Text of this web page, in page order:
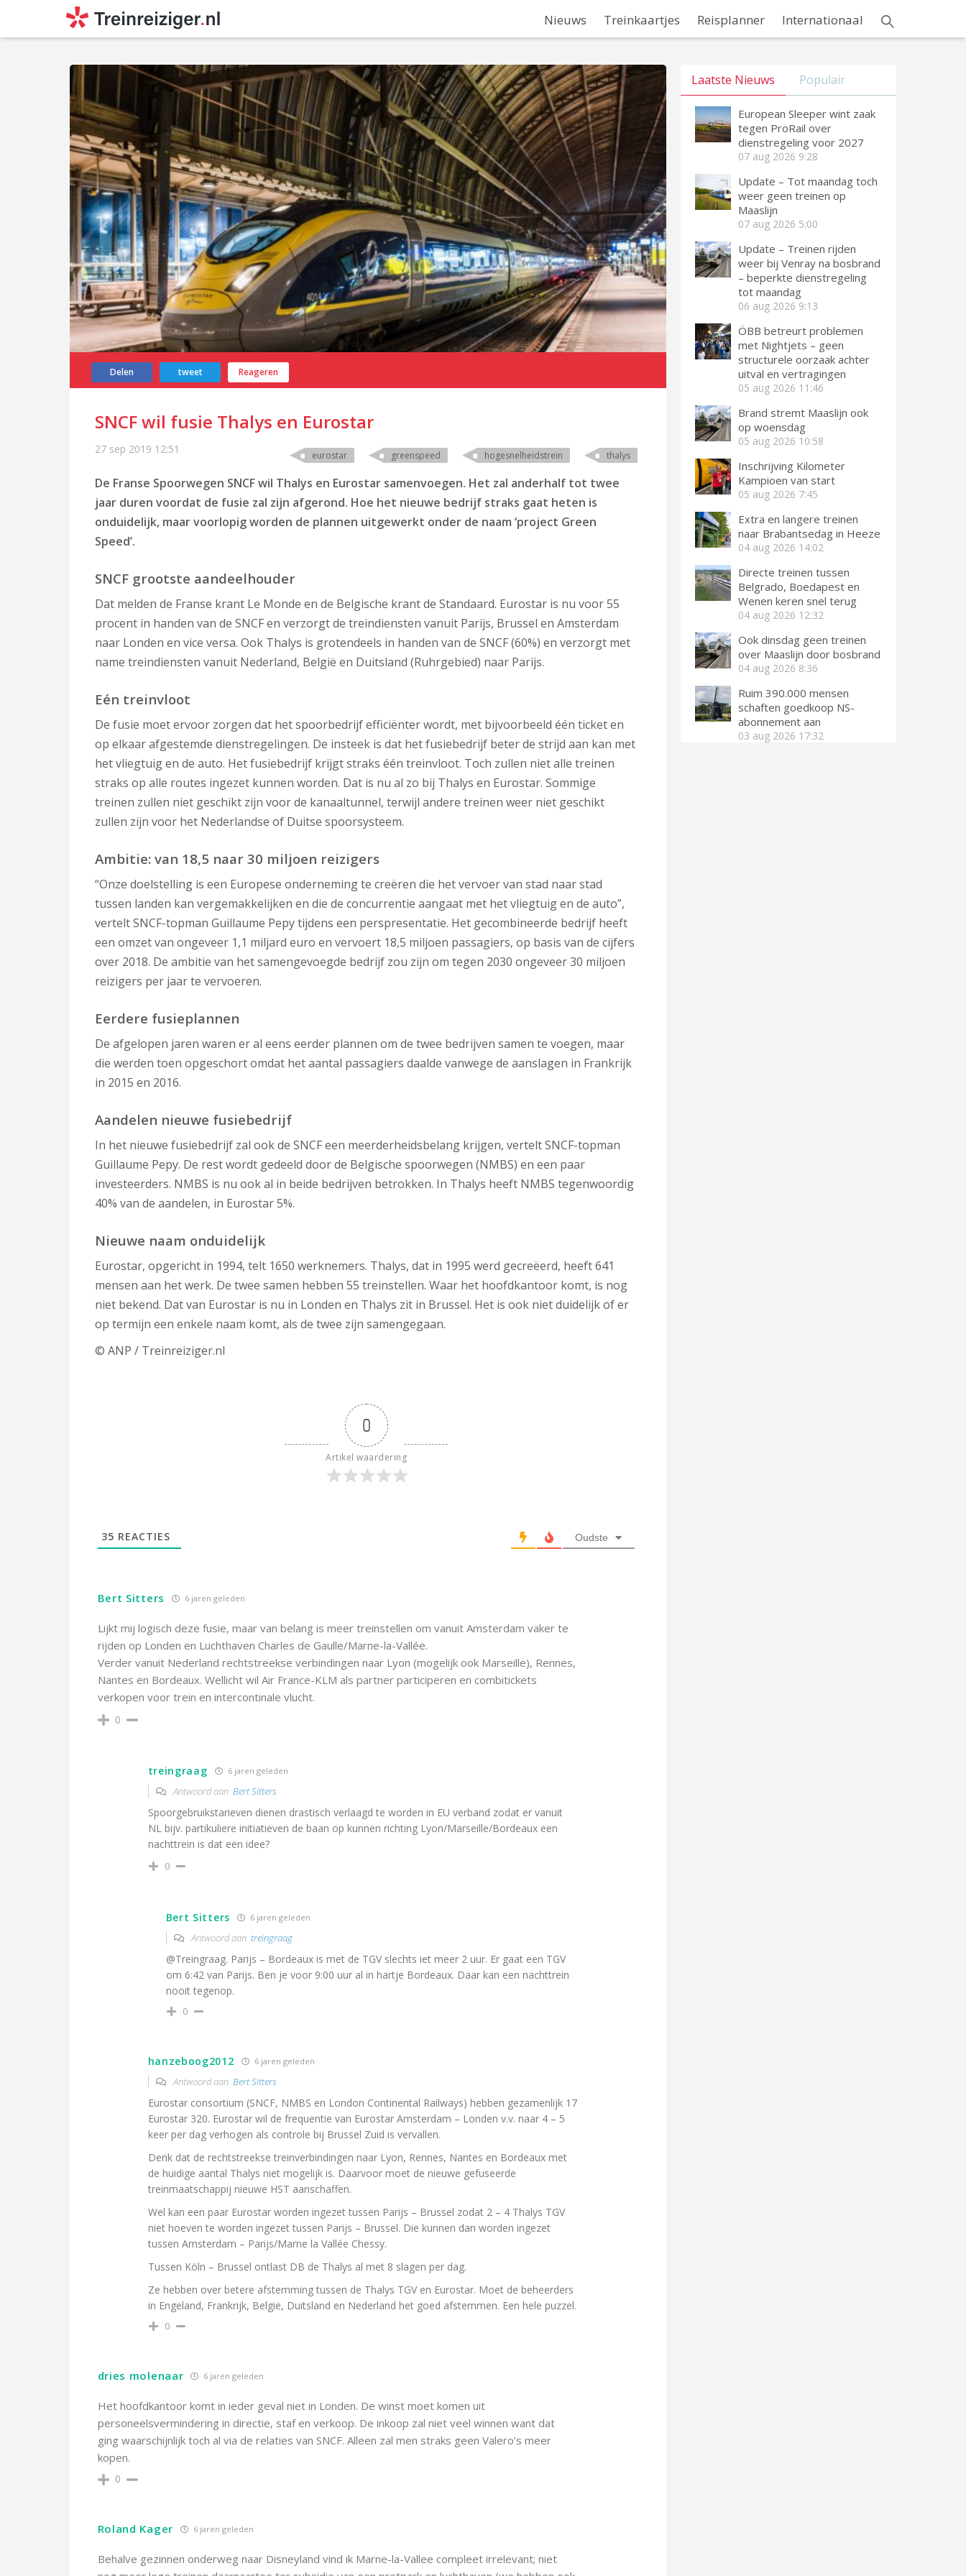
Nieuws Treinkaartjes Reisplanner Internationaal
Delen tweet Reageren
SNCF wil fusie Thalys en Eurostar
27 sep 2019 12:51 eurostar greenspeed hogesnelheidstrein thalys
De Franse Spoorwegen SNCF wil Thalys en Eurostar samenvoegen. Het zal anderhalf tot twee
jaar duren voordat de fusie zal zijn afgerond. Hoe het nieuwe bedrijf straks gaat heten is
onduidelijk, maar voorlopig worden de plannen uitgewerkt onder de naam ‘project Green
Speed’.
SNCF grootste aandeelhouder
Dat melden de Franse krant Le Monde en de Belgische krant de Standaard. Eurostar is nu voor 55
procent in handen van de SNCF en verzorgt de treindiensten vanuit Parijs, Brussel en Amsterdam
naar Londen en vice versa. Ook Thalys is grotendeels in handen van de SNCF (60%) en verzorgt met
name treindiensten vanuit Nederland, België en Duitsland (Ruhrgebied) naar Parijs.
Eén treinvloot
De fusie moet ervoor zorgen dat het spoorbedrijf efficiënter wordt, met bijvoorbeeld één ticket en
op elkaar afgestemde dienstregelingen. De insteek is dat het fusiebedrijf beter de strijd aan kan met
het vliegtuig en de auto. Het fusiebedrijf krijgt straks één treinvloot. Toch zullen niet alle treinen
straks op alle routes ingezet kunnen worden. Dat is nu al zo bij Thalys en Eurostar. Sommige
treinen zullen niet geschikt zijn voor de kanaaltunnel, terwijl andere treinen weer niet geschikt
zullen zijn voor het Nederlandse of Duitse spoorsysteem.
Ambitie: van 18,5 naar 30 miljoen reizigers
“Onze doelstelling is een Europese onderneming te creëren die het vervoer van stad naar stad
tussen landen kan vergemakkelijken en die de concurrentie aangaat met het vliegtuig en de auto”,
vertelt SNCF-topman Guillaume Pepy tijdens een perspresentatie. Het gecombineerde bedrijf heeft
een omzet van ongeveer 1,1 miljard euro en vervoert 18,5 miljoen passagiers, op basis van de cijfers
over 2018. De ambitie van het samengevoegde bedrijf zou zijn om tegen 2030 ongeveer 30 miljoen
reizigers per jaar te vervoeren.
Eerdere fusieplannen
De afgelopen jaren waren er al eens eerder plannen om de twee bedrijven samen te voegen, maar
die werden toen opgeschort omdat het aantal passagiers daalde vanwege de aanslagen in Frankrijk
in 2015 en 2016.
Aandelen nieuwe fusiebedrijf
In het nieuwe fusiebedrijf zal ook de SNCF een meerderheidsbelang krijgen, vertelt SNCF-topman
Guillaume Pepy. De rest wordt gedeeld door de Belgische spoorwegen (NMBS) en een paar
investeerders. NMBS is nu ook al in beide bedrijven betrokken. In Thalys heeft NMBS tegenwoordig
40% van de aandelen, in Eurostar 5%.
Nieuwe naam onduidelijk
Eurostar, opgericht in 1994, telt 1650 werknemers. Thalys, dat in 1995 werd gecreëerd, heeft 641
mensen aan het werk. De twee samen hebben 55 treinstellen. Waar het hoofdkantoor komt, is nog
niet bekend. Dat van Eurostar is nu in Londen en Thalys zit in Brussel. Het is ook niet duidelijk of er
op termijn een enkele naam komt, als de twee zijn samengegaan.
© ANP / Treinreiziger.nl
0
Artikel waardering
35 REACTIES Oudste
Bert Sitters 6 jaren geleden
Lijkt mij logisch deze fusie, maar van belang is meer treinstellen om vanuit Amsterdam vaker te
rijden op Londen en Luchthaven Charles de Gaulle/Marne-la-Vallée.
Verder vanuit Nederland rechtstreekse verbindingen naar Lyon (mogelijk ook Marseille), Rennes,
Nantes en Bordeaux. Wellicht wil Air France-KLM als partner participeren en combitickets
verkopen voor trein en intercontinale vlucht.
0
treingraag 6 jaren geleden
Antwoord aan Bert Sitters
Spoorgebruikstarieven dienen drastisch verlaagd te worden in EU verband zodat er vanuit
NL bijv. partikuliere initiatieven de baan op kunnen richting Lyon/Marseille/Bordeaux een
nachttrein is dat een idee?
0
Bert Sitters 6 jaren geleden
Antwoord aan treingraag
@Treingraag. Parijs – Bordeaux is met de TGV slechts iet meer 2 uur. Er gaat een TGV
om 6:42 van Parijs. Ben je voor 9:00 uur al in hartje Bordeaux. Daar kan een nachttrein
nooit tegenop.
0
hanzeboog2012 6 jaren geleden
Antwoord aan Bert Sitters
Eurostar consortium (SNCF, NMBS en London Continental Railways) hebben gezamenlijk 17
Eurostar 320. Eurostar wil de frequentie van Eurostar Amsterdam – Londen v.v. naar 4 – 5
keer per dag verhogen als controle bij Brussel Zuid is vervallen.
Denk dat de rechtstreekse treinverbindingen naar Lyon, Rennes, Nantes en Bordeaux met
de huidige aantal Thalys niet mogelijk is. Daarvoor moet de nieuwe gefuseerde
treinmaatschappij nieuwe HST aanschaffen.
Wel kan een paar Eurostar worden ingezet tussen Parijs – Brussel zodat 2 – 4 Thalys TGV
niet hoeven te worden ingezet tussen Parijs – Brussel. Die kunnen dan worden ingezet
tussen Amsterdam – Parijs/Marne la Vallée Chessy.
Tussen Köln – Brussel ontlast DB de Thalys al met 8 slagen per dag.
Ze hebben over betere afstemming tussen de Thalys TGV en Eurostar. Moet de beheerders
in Engeland, Frankrijk, België, Duitsland en Nederland het goed afstemmen. Een hele puzzel.
0
dries molenaar 6 jaren geleden
Het hoofdkantoor komt in ieder geval niet in Londen. De winst moet komen uit
personeelsvermindering in directie, staf en verkoop. De inkoop zal niet veel winnen want dat
ging waarschijnlijk toch al via de relaties van SNCF. Alleen zal men straks geen Valero’s meer
kopen.
0
Roland Kager 6 jaren geleden
Behalve gezinnen onderweg naar Disneyland vind ik Marne-la-Vallee compleet irrelevant; niet
Laatste Nieuws Populair
European Sleeper wint zaak
tegen ProRail over
dienstregeling voor 2027
07 aug 2026 9:28
Update – Tot maandag toch
weer geen treinen op
Maaslijn
07 aug 2026 5:00
Update – Treinen rijden
weer bij Venray na bosbrand
– beperkte dienstregeling
tot maandag
06 aug 2026 9:13
ÖBB betreurt problemen
met Nightjets – geen
structurele oorzaak achter
uitval en vertragingen
05 aug 2026 11:46
Brand stremt Maaslijn ook
op woensdag
05 aug 2026 10:58
Inschrijving Kilometer
Kampioen van start
05 aug 2026 7:45
Extra en langere treinen
naar Brabantsedag in Heeze
04 aug 2026 14:02
Directe treinen tussen
Belgrado, Boedapest en
Wenen keren snel terug
04 aug 2026 12:32
Ook dinsdag geen treinen
over Maaslijn door bosbrand
04 aug 2026 8:36
Ruim 390.000 mensen
schaften goedkoop NS-
abonnement aan
03 aug 2026 17:32